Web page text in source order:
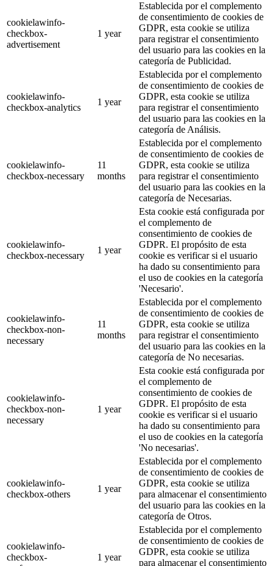
cookielawinfo-
checkbox-
advertisement
1 year
Establecida por el complemento
de consentimiento de cookies de
GDPR, esta cookie se utiliza
para registrar el consentimiento
del usuario para las cookies en la
categoría de Publicidad.
cookielawinfo-
checkbox-analytics
1 year
Establecida por el complemento
de consentimiento de cookies de
GDPR, esta cookie se utiliza
para registrar el consentimiento
del usuario para las cookies en la
categoría de Análisis.
cookielawinfo-
checkbox-necessary
11
months
Establecida por el complemento
de consentimiento de cookies de
GDPR, esta cookie se utiliza
para registrar el consentimiento
del usuario para las cookies en la
categoría de Necesarias.
cookielawinfo-
checkbox-necessary
1 year
Esta cookie está configurada por
el complemento de
consentimiento de cookies de
GDPR. El propósito de esta
cookie es verificar si el usuario
ha dado su consentimiento para
el uso de cookies en la categoría
'Necesario'.
cookielawinfo-
checkbox-non-
necessary
11
months
Establecida por el complemento
de consentimiento de cookies de
GDPR, esta cookie se utiliza
para registrar el consentimiento
del usuario para las cookies en la
categoría de No necesarias.
cookielawinfo-
checkbox-non-
necessary
1 year
Esta cookie está configurada por
el complemento de
consentimiento de cookies de
GDPR. El propósito de esta
cookie es verificar si el usuario
ha dado su consentimiento para
el uso de cookies en la categoría
'No necesarias'.
cookielawinfo-
checkbox-others
1 year
Establecida por el complemento
de consentimiento de cookies de
GDPR, esta cookie se utiliza
para almacenar el consentimiento
del usuario para las cookies en la
categoría de Otros.
cookielawinfo-
checkbox-
1 year
Establecida por el complemento
de consentimiento de cookies de
GDPR, esta cookie se utiliza
para almacenar el consentimiento